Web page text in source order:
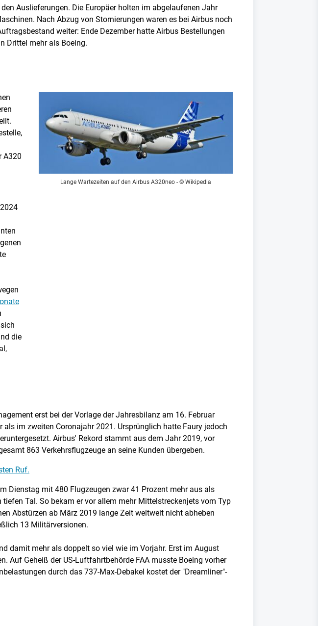
Auslieferungen. Die Europäer holten im abgelaufenen Jahr
Nach Abzug von Stornierungen waren es bei Airbus noch
weiter: Ende Dezember hatte Airbus Bestellungen
Drittel mehr als Boeing.
A320
die
Lange Wartezeiten auf den Airbus A320neo - © Wikipedia
erst bei der Vorlage der Jahresbilanz am 16. Februar
im zweiten Coronajahr 2021. Ursprünglich hatte Faury jedoch
Airbus' Rekord stammt aus dem Jahr 2019, vor
863 Verkehrsflugzeuge an seine Kunden übergeben.
Ruf.
Dienstag mit 480 Flugzeugen zwar 41 Prozent mehr aus als
Tal. So bekam er vor allem mehr Mittelstreckenjets vom Typ
Abstürzen ab März 2019 lange Zeit weltweit nicht abheben
13 Militärversionen.
damit mehr als doppelt so viel wie im Vorjahr. Erst im August
Auf Geheiß der US-Luftfahrtbehörde FAA musste Boeing vorher
durch das 737-Max-Debakel kostet der "Dreamliner"-